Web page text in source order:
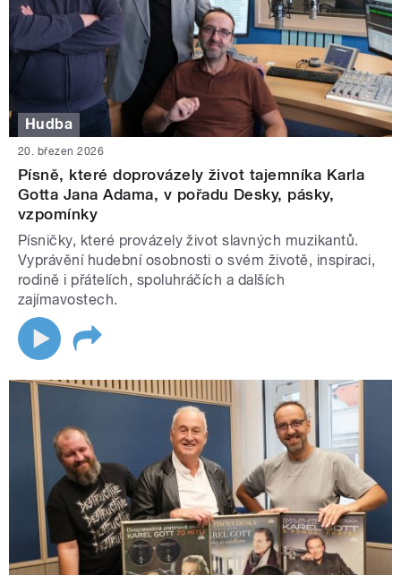
Hudba
20. březen 2026
Písně, které doprovázely život tajemníka Karla
Gotta Jana Adama, v pořadu Desky, pásky,
vzpomínky
Písničky, které provázely život slavných muzikantů.
Vyprávění hudební osobnosti o svém životě, inspiraci,
rodině i přátelích, spoluhráčích a dalších
zajímavostech.